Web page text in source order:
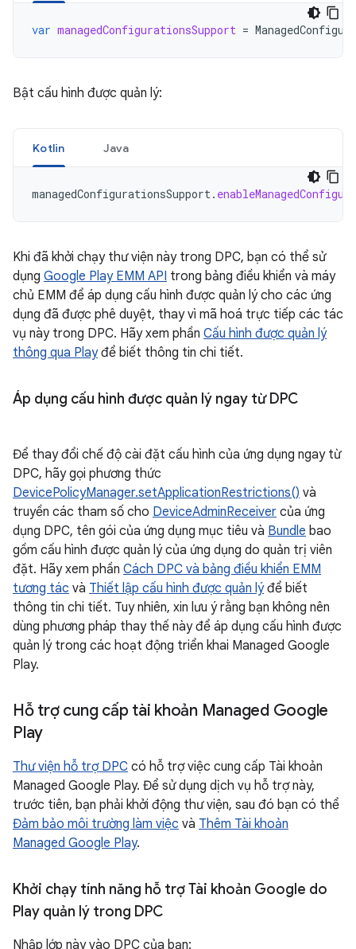
var managedConfigurationsSupport =
Bật cấu hình được quản lý:
Kotlin Java
managedConfigurationsSupport.
Khi đã khởi chạy thư viện này trong DPC, bạn có thể sử
dụng Google Play EMM API trong bảng điều khiển và máy
chủ EMM để áp dụng cấu hình được quản lý cho các ứng
dụng đã được phê duyệt, thay vì mã hoá trực tiếp các tác
vụ này trong DPC. Hãy xem phần Cấu hình được quản lý
thông qua Playđể biết thông tin chi tiết.
Áp dụng cấu hình được quản lý ngay từ DPC
Để thay đổi chế độ cài đặt cấu hình của ứng dụng ngay từ
DPC, hãy gọi phương thức
DevicePolicyManager.setApplicationRestrictions() và
truyền các tham số cho DeviceAdminReceiver của ứng
dụng DPC, tên gói của ứng dụng mục tiêu và Bundle bao
gồm cấu hình được quản lý của ứng dụng do quản trị viên
đặt. Hãy xem phần Cách DPC và bảng điều khiển EMM
tương tác và Thiết lập cấu hình được quản lýđể biết
thông tin chi tiết. Tuy nhiên, xin lưu ý rằng bạn không nên
dùng phương pháp thay thế này để áp dụng cấu hình được
quản lý trong các hoạt động triển khai Managed Google
Play.
Hỗ trợ cung cấp tài khoản Managed Google
Play
Thư viện hỗ trợ DPC có hỗ trợ việc cung cấp Tài khoản
Managed Google Play. Để sử dụng dịch vụ hỗ trợ này,
trước tiên, bạn phải khởi động thư viện, sau đó bạn có thể
Đảm bảo môi trường làm việc và Thêm Tài khoản
Managed Google Play.
Khởi chạy tính năng hỗ trợ Tài khoản Google do
Play quản lý trong DPC
Nhập lớp này vào DPC của bạn: